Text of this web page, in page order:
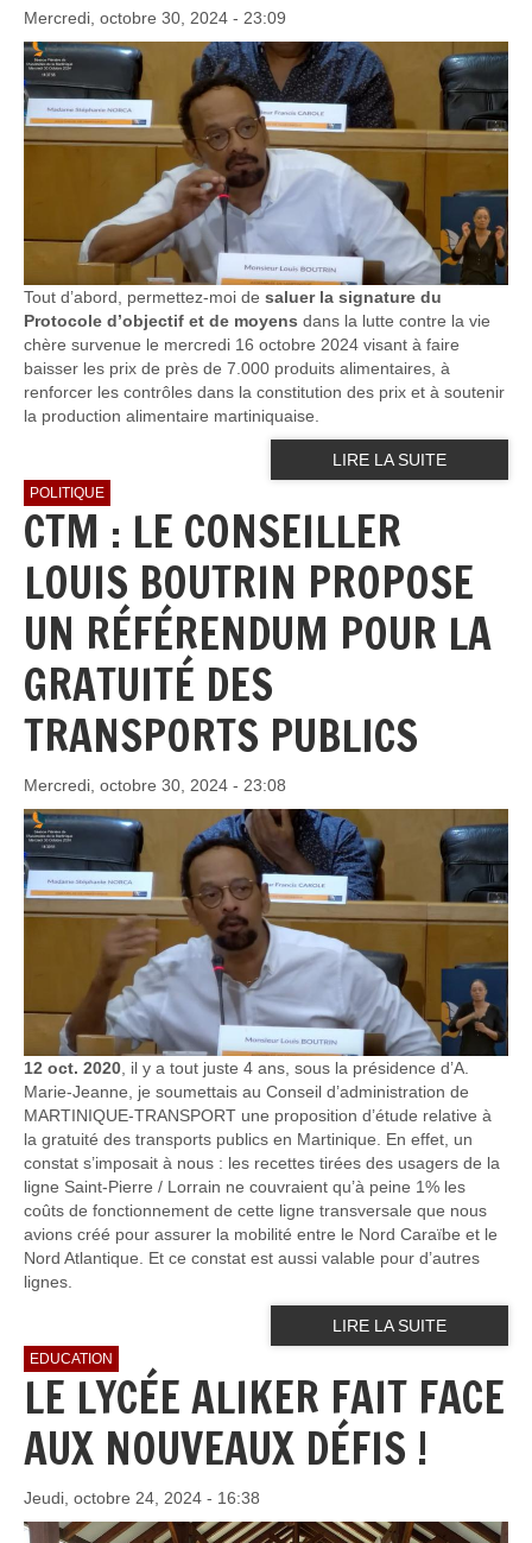
Mercredi, octobre 30, 2024 - 23:09
Tout d’abord, permettez-moi de saluer la signature du
Protocole d’objectif et de moyens dans la lutte contre la vie
chère survenue le mercredi 16 octobre 2024 visant à faire
baisser les prix de près de 7.000 produits alimentaires, à
renforcer les contrôles dans la constitution des prix et à soutenir
la production alimentaire martiniquaise.
LIRE LA SUITE
POLITIQUE
CTM : LE CONSEILLER
LOUIS BOUTRIN PROPOSE
UN RÉFÉRENDUM POUR LA
GRATUITÉ DES
TRANSPORTS PUBLICS
Mercredi, octobre 30, 2024 - 23:08
12 oct. 2020 , il y a tout juste 4 ans, sous la présidence d’A.
Marie-Jeanne, je soumettais au Conseil d’administration de
MARTINIQUE-TRANSPORT une proposition d’étude relative à
la gratuité des transports publics en Martinique. En effet, un
constat s’imposait à nous : les recettes tirées des usagers de la
ligne Saint-Pierre / Lorrain ne couvraient qu’à peine 1% les
coûts de fonctionnement de cette ligne transversale que nous
avions créé pour assurer la mobilité entre le Nord Caraïbe et le
Nord Atlantique. Et ce constat est aussi valable pour d’autres
lignes.
LIRE LA SUITE
EDUCATION
LE LYCÉE ALIKER FAIT FACE
AUX NOUVEAUX DÉFIS !
Jeudi, octobre 24, 2024 - 16:38